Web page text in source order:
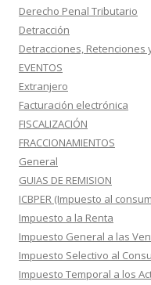
Derecho Penal Tributario
Detracción
Detracciones, Retenciones
EVENTOS
Extranjero
Facturación electrónica
FISCALIZACIÓN
FRACCIONAMIENTOS
General
GUIAS DE REMISION
ICBPER (Impuesto al
Impuesto a la Renta
Impuesto General a las
Impuesto Selectivo al
Impuesto Temporal a los